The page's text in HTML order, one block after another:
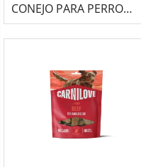
CONEJO PARA PERRO
100G CARNILOVE